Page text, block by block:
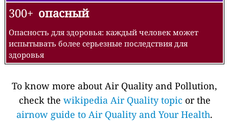
300+ опасный
Опасность для здоровья: каждый человек может
испытывать более серьезные последствия для
здоровья
To know more about Air Quality and Pollution,
check the wikipedia Air Quality topic or the
airnow guide to Air Quality and Your Health.